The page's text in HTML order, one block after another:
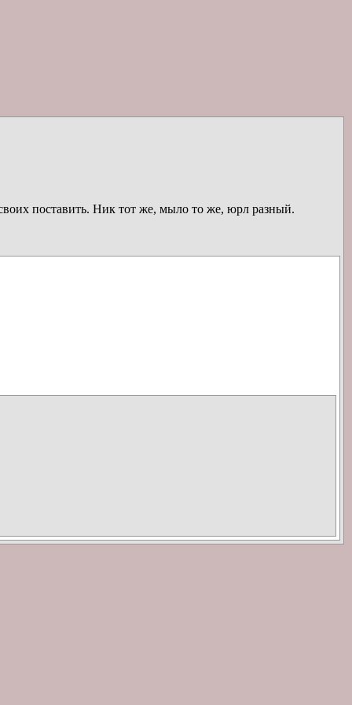
поставить. Ник тот же, мыло то же, юрл разный.